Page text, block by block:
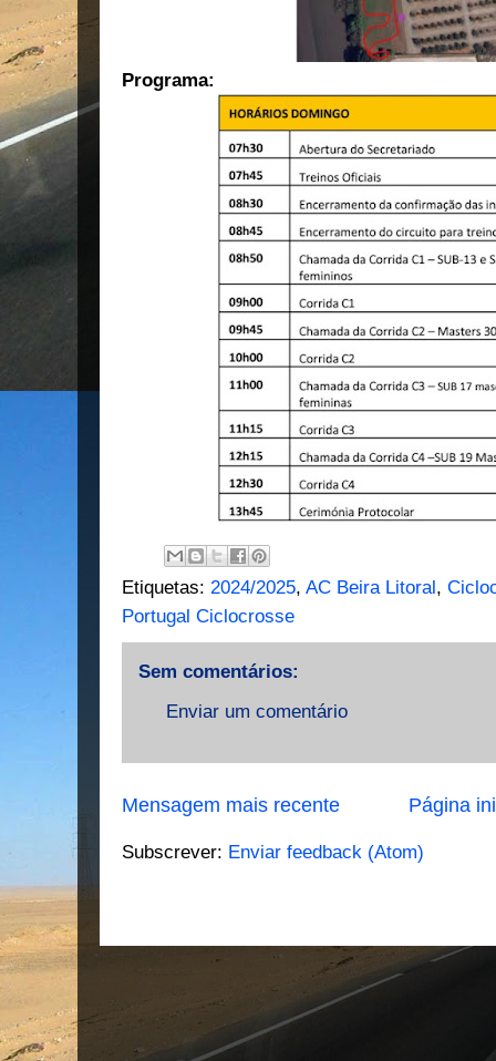
Programa:
Etiquetas: 2024/2025, AC Beira Litoral,
Portugal Ciclocrosse
Sem comentários:
Enviar um comentário
Mensagem mais recente Página
Subscrever: Enviar feedback (Atom)